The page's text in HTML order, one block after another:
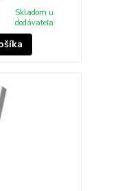
Skladom u
dodávateľa